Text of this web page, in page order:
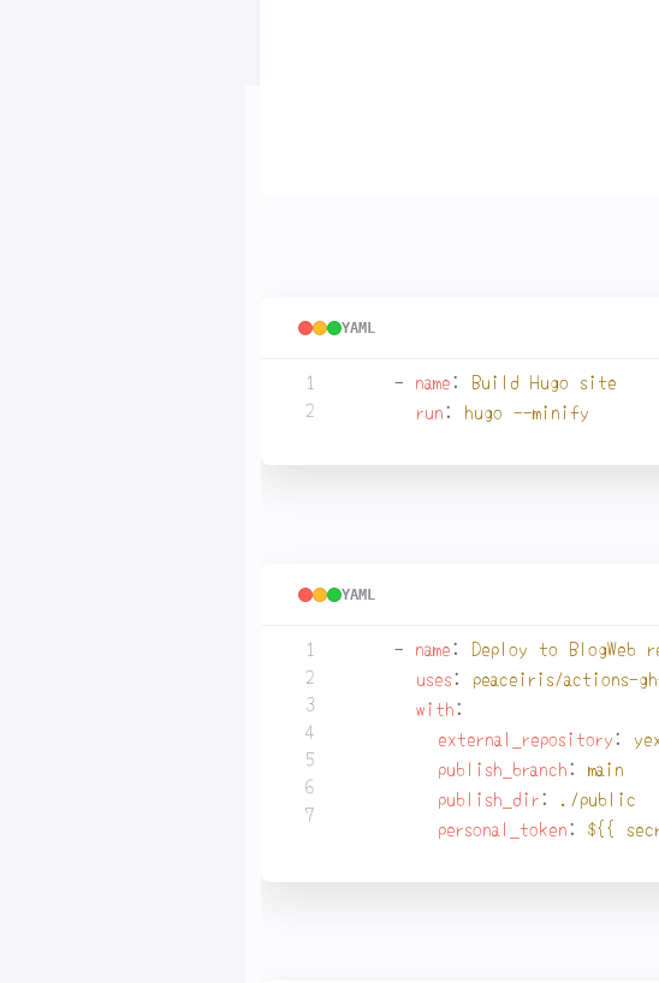
YAML
- name: Build Hugo site
run: hugo --minify
YAML
- name: Deploy to BlogWeb
uses: peaceiris/actions-gh-
with:
external_repository:
publish_branch: main
publish_dir: ./public
personal_token: ${{